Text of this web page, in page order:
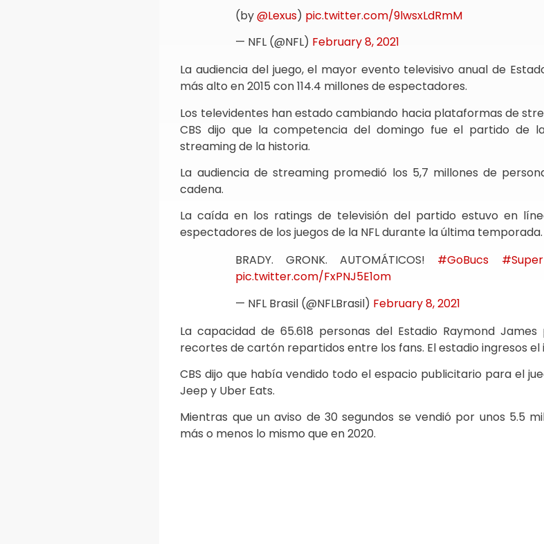
(by@Lexus) pic.twitter.com/9lwsxLdRmM
— NFL (@NFL) February 8, 2021
La audiencia del juego, el mayor evento televisivo anual de
más alto en 2015 con 114.4 millones de espectadores.
Los televidentes han estado cambiando hacia plataformas de
CBS dijo que la competencia del domingo fue el partido de
streaming de la historia.
La audiencia de streaming promedió los 5,7 millones de
cadena.
La caída en los ratings de televisión del partido estuvo en
espectadores de los juegos de la NFL durante la última temporada.
BRADY. GRONK. AUTOMÁTICOS! #GoBucs
pic.twitter.com/FxPNJ5E1om
— NFL Brasil (@NFLBrasil) February 8, 2021
La capacidad de 65.618 personas del Estadio Raymond
recortes de cartón repartidos entre los fans. El estadio ingresos el
CBS dijo que había vendido todo el espacio publicitario para el
Jeep y Uber Eats.
Mientras que un aviso de 30 segundos se vendió por unos 5.5
más o menos lo mismo que en 2020.